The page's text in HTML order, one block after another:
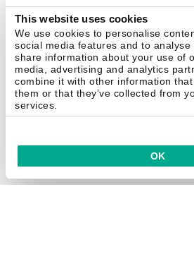
This website uses cookies
We use cookies to personalise
social media features and to
share information about your use of
media, advertising and analytics
combine it with other information that
them or that they’ve collected from
services.
OK
Threat Intelligence
Todas as soluções
© 2026 AO Kaspersky Lab. Todos os direitos
Política de privacidade
Política de
Contrato de Licença B2C
Fale conosco Sobre a Kaspersky Parceiros